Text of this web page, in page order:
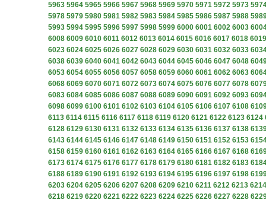
5963 5964 5965 5966 5967 5968 5969 5970 5971 5972 5973
5978 5979 5980 5981 5982 5983 5984 5985 5986 5987 5988
5993 5994 5995 5996 5997 5998 5999 6000 6001 6002 6003
6008 6009 6010 6011 6012 6013 6014 6015 6016 6017 6018 6019
6023 6024 6025 6026 6027 6028 6029 6030 6031 6032 6033
6038 6039 6040 6041 6042 6043 6044 6045 6046 6047 6048
6053 6054 6055 6056 6057 6058 6059 6060 6061 6062 6063
6068 6069 6070 6071 6072 6073 6074 6075 6076 6077 6078
6083 6084 6085 6086 6087 6088 6089 6090 6091 6092 6093
6098 6099 6100 6101 6102 6103 6104 6105 6106 6107 6108
6113 6114 6115 6116 6117 6118 6119 6120 6121 6122 6123 6124
6128 6129 6130 6131 6132 6133 6134 6135 6136 6137 6138
6143 6144 6145 6146 6147 6148 6149 6150 6151 6152 6153
6158 6159 6160 6161 6162 6163 6164 6165 6166 6167 6168
6173 6174 6175 6176 6177 6178 6179 6180 6181 6182 6183
6188 6189 6190 6191 6192 6193 6194 6195 6196 6197 6198
6203 6204 6205 6206 6207 6208 6209 6210 6211 6212 6213 6214
6218 6219 6220 6221 6222 6223 6224 6225 6226 6227 6228